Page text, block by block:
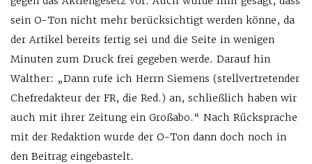
sein O-Ton nicht mehr berücksichtigt werden könne, da
der Artikel bereits fertig sei und die Seite in wenigen
Minuten zum Druck frei gegeben werde. Darauf hin
Walther: „Dann rufe ich Herrn Siemens (stellvertretender
Chefredakteur der FR, die Red.) an, schließlich haben wir
auch mit ihrer Zeitung ein Großabo.“ Nach Rücksprache
mit der Redaktion wurde der O-Ton dann doch noch in
den Beitrag eingebastelt.